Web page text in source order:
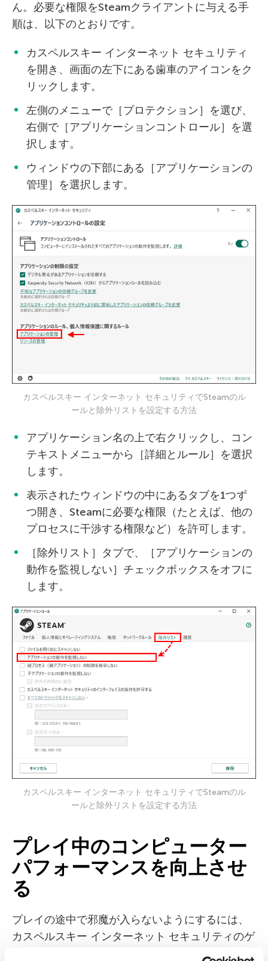
ん。必要な権限をSteamクライアントに与える手
順は、以下のとおりです。
カスペルスキー インターネット セキュリティ
を開き、画面の左下にある歯車のアイコンをク
リックします。
左側のメニューで［プロテクション］を選び、
右側で［アプリケーションコントロール］を選
択します。
ウィンドウの下部にある［アプリケーションの
管理］を選択します。
カスペルスキー インターネット セキュリティでSteamのル
ールと除外リストを設定する方法
アプリケーション名の上で右クリックし、コン
テキストメニューから［詳細とルール］を選択
します。
表示されたウィンドウの中にあるタブを1つず
つ開き、Steamに必要な権限（たとえば、他の
プロセスに干渉する権限など）を許可します。
［除外リスト］タブで、［アプリケーションの
動作を監視しない］チェックボックスをオフに
します。
カスペルスキー インターネット セキュリティでSteamのル
ールと除外リストを設定する方法
プレイ中のコンピューター
パフォーマンスを向上させ
る
プレイの途中で邪魔が入らないようにするには、
カスペルスキー インターネット セキュリティのゲ
ームモードをオンにしましょう。このモードを有